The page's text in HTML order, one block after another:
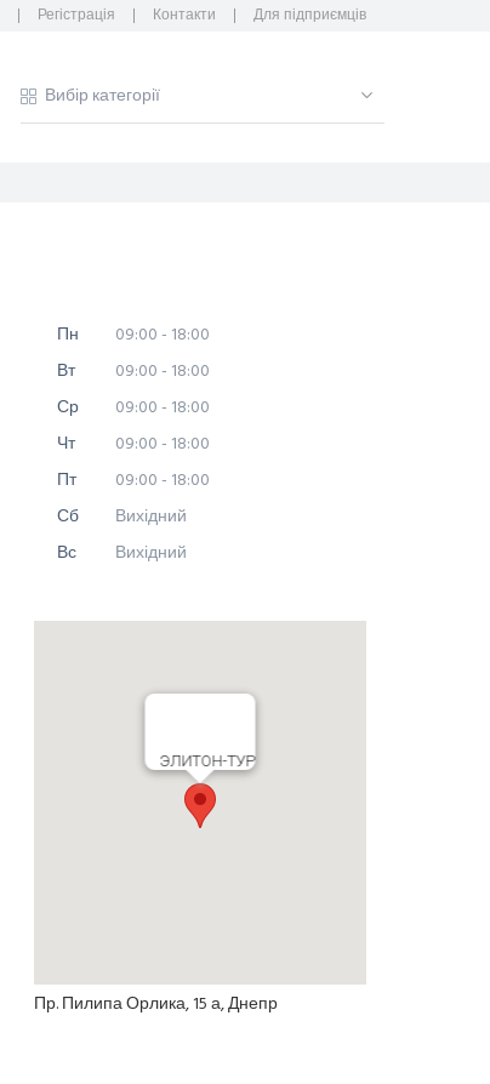
Регістрація Контакти Для підприємців
Пн
09:00 - 18:00
Вт
09:00 - 18:00
Ср
09:00 - 18:00
Чт
09:00 - 18:00
Пт
09:00 - 18:00
Сб
Вихідний
Вс
Вихідний
ЭЛИТОН-ТУР
Пр. Пилипа Орлика, 15 а, Днепр